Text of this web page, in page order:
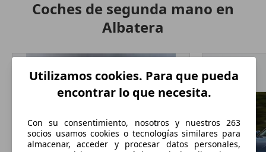
Coches de segunda mano en
Albatera
Utilizamos cookies. Para que pueda
encontrar lo que necesita.
Con su consentimiento, nosotros y nuestros 263
socios usamos cookies o tecnologías similares para
almacenar, acceder y procesar datos personales,